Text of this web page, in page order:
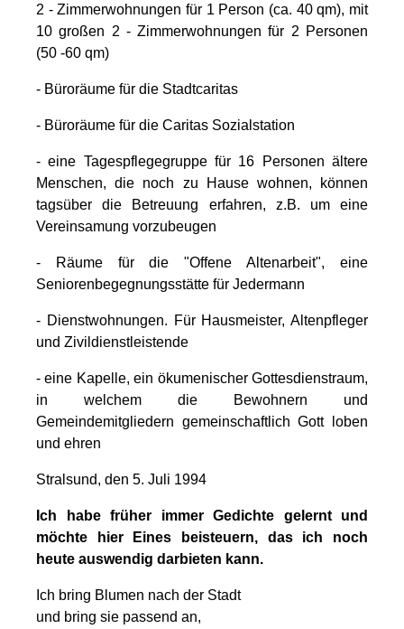
2 - Zimmerwohnungen für 1 Person (ca. 40 qm), mit
10 großen 2 - Zimmerwohnungen für 2 Personen
(50 -60 qm)
- Büroräume für die Stadtcaritas
- Büroräume für die Caritas Sozialstation
- eine Tagespflegegruppe für 16 Personen ältere
Menschen, die noch zu Hause wohnen, können
tagsüber die Betreuung erfahren, z.B. um eine
Vereinsamung vorzubeugen
- Räume für die "Offene Altenarbeit", eine
Seniorenbegegnungsstätte für Jedermann
- Dienstwohnungen. Für Hausmeister, Altenpfleger
und Zivildienstleistende
- eine Kapelle, ein ökumenischer Gottesdienstraum,
in welchem die Bewohnern und
Gemeindemitgliedern gemeinschaftlich Gott loben
und ehren
Stralsund, den 5. Juli 1994
Ich habe früher immer Gedichte gelernt und
möchte hier Eines beisteuern, das ich noch
heute auswendig darbieten kann.
Ich bring Blumen nach der Stadt
und bring sie passend an,